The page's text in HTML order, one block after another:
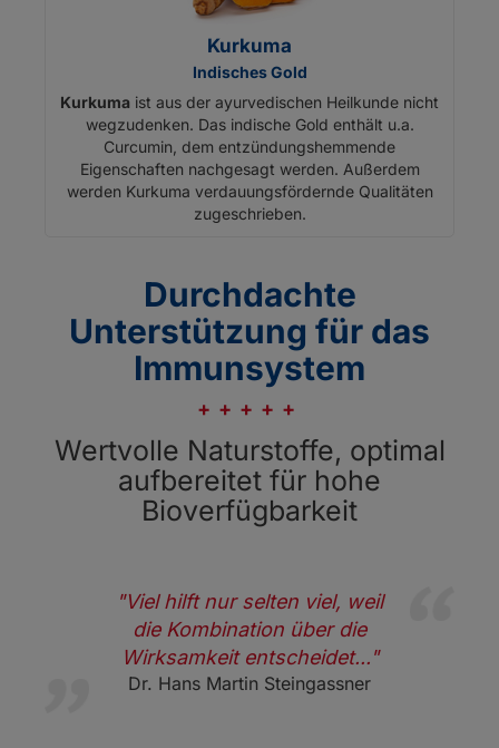
Kurkuma
Indisches Gold
Kurkuma ist aus der ayurvedischen Heilkunde nicht
wegzudenken. Das indische Gold enthält u.a.
Curcumin, dem entzündungshemmende
Eigenschaften nachgesagt werden. Außerdem
werden Kurkuma verdauungsfördernde Qualitäten
zugeschrieben.
Durchdachte
Unterstützung für das
Immunsystem
Wertvolle Naturstoffe, optimal
aufbereitet für hohe
Bioverfügbarkeit
"Viel hilft nur selten viel, weil
die Kombination über die
Wirksamkeit entscheidet..."
Dr. Hans Martin Steingassner